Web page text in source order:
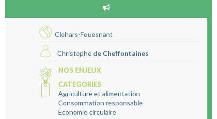
Clohars-Fouesnant
Christophe de Cheffontaines
NOS ENJEUX
CATEGORIES
Agriculture et alimentation
Consommation responsable
Économie circulaire